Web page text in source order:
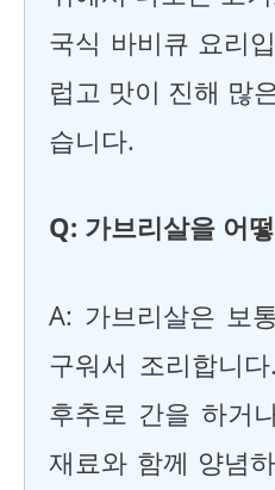
국식 바비큐 요리
럽고 맛이 진해 많
습니다.
Q: 가브리살을 어
A: 가브리살은 보
구워서 조리합니
후추로 간을 하거
재료와 함께 양념